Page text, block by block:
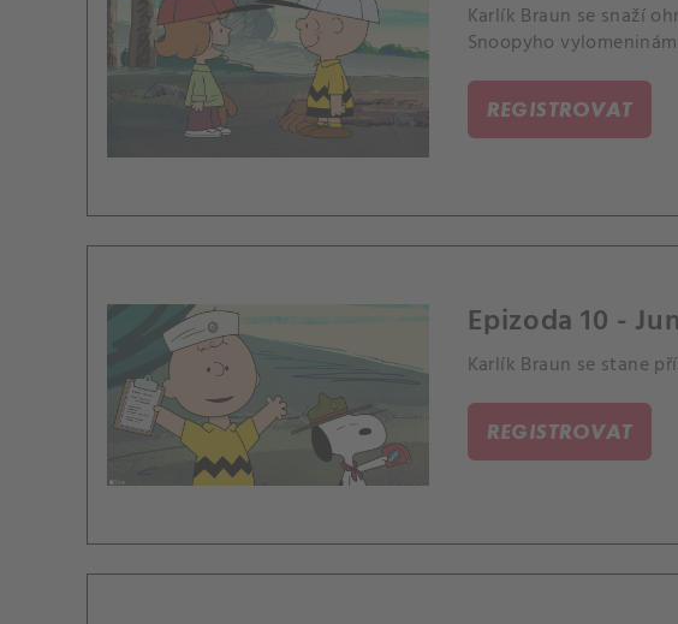
Karlík Braun se snaží
Snoopyho
REGISTROVAT
Epizoda 10 -
Karlík Braun se stane
REGISTROVAT